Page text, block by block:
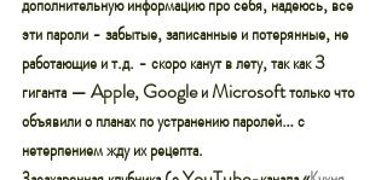
эти пароли - забытые, записанные и потерянные, не
работающие и т.д. - скоро канут в лету, так как 3
гиганта — Apple, Google и Microsoft только что
объявили о планах по устранению паролей… с
нетерпением жду их рецепта.